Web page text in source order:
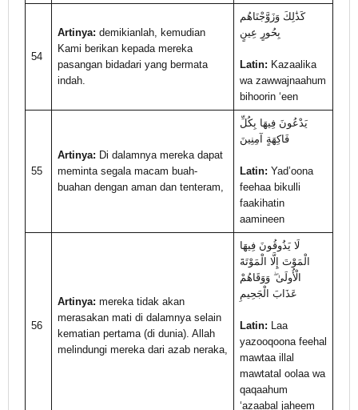
54
Artinya: demikianlah, kemudian
Kami berikan kepada mereka
pasangan bidadari yang bermata
indah.
كَذَٰلِكَ وَزَوَّجْنَاهُم
بِحُورٍ عِينٍ
Latin: Kazaalika
wa zawwajnaahum
bihoorin ‘een
55
Artinya: Di dalamnya mereka dapat
meminta segala macam buah-
buahan dengan aman dan tenteram,
يَدْعُونَ فِيهَا بِكُلِّ
فَاكِهَةٍ آمِنِينَ
Latin: Yad’oona
feehaa bikulli
faakihatin
aamineen
56
Artinya: mereka tidak akan
merasakan mati di dalamnya selain
kematian pertama (di dunia). Allah
melindungi mereka dari azab neraka,
لَا يَذُوقُونَ فِيهَا
الْمَوْتَ إِلَّا الْمَوْتَةَ
الْأُولَىٰ ۖ وَوَقَاهُمْ
عَذَابَ الْجَحِيمِ
Latin: Laa
yazooqoona feehal
mawtaa illal
mawtatal oolaa wa
qaqaahum
‘azaabal jaheem